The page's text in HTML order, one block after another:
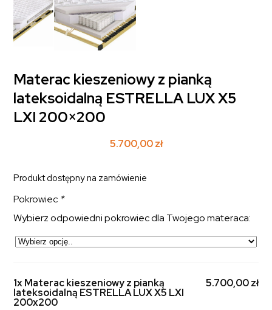
Materac kieszeniowy z pianką
lateksoidalną ESTRELLA LUX X5
LXI 200×200
5.700,00zł
Produkt dostępny na zamówienie
Pokrowiec *
Wybierz odpowiedni pokrowiec dla Twojego materaca:
1x Materac kieszeniowy z pianką
lateksoidalną ESTRELLA LUX X5 LXI
200x200
5.700,00 zł